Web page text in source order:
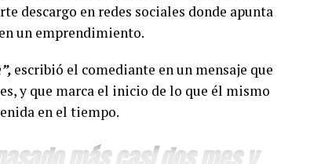
descargo en redes sociales donde apunta
un emprendimiento.
escribió el comediante en un mensaje que
y que marca el inicio de lo que él mismo
en el tiempo.